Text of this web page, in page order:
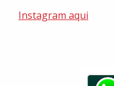
Instagram aqui